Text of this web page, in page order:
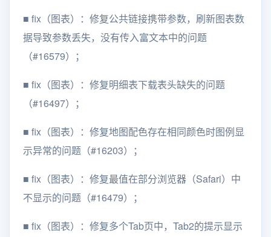
■ fix（图表）：修复公共链接携带参数，刷新图表数
据导致参数丢失，没有传入富文本中的问题
（#16579）；
■ fix（图表）：修复明细表下载表头缺失的问题
（#16497）；
■ fix（图表）：修复地图配色存在相同颜色时图例显
示异常的问题（#16203）；
■ fix（图表）：修复最值在部分浏览器（Safari）中
不显示的问题（#16479）；
■ fix（图表）：修复多个Tab页中，Tab2的提示显示